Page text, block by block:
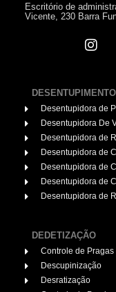
Escritório de
Vicente, 230 Barra
DESENTUPIMENTO
Desentupidora de
Desentupidora De
Desentupidora de
Desentupidora de
Desentupidora de
Desentupidora de
Desentupidora de
DEDETIZAÇÃO
Controle de Pragas
Descupinização
Desratização